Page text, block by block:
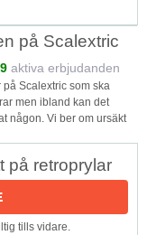
på Scalextric
aktiva erbjudanden
Scalextric som ska
men ibland kan det
någon. Vi ber om ursäkt
på retroprylar
tills vidare.